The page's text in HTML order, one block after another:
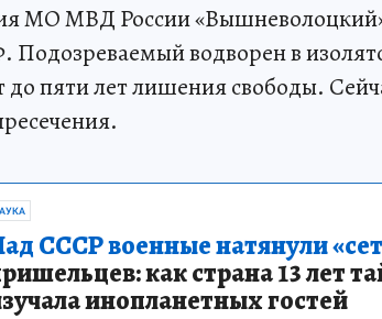
МО МВД России
Подозреваемый водворен в
пяти лет лишения свободы.
СССР военные натянули
как страна 13 лет
инопланетных гостей